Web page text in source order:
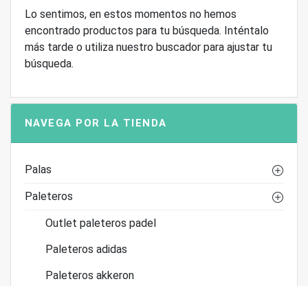
NAVEGA POR LA TIENDA
Palas
Paleteros
Outlet paleteros padel
Paleteros adidas
Paleteros akkeron
Lo sentimos, en estos momentos no hemos
encontrado productos para tu búsqueda. Inténtalo
más tarde o utiliza nuestro buscador para ajustar tu
búsqueda.